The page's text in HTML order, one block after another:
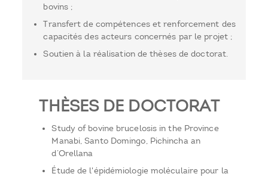
bovins ;
Transfert de compétences et renforcement des
capacités des acteurs concernés par le projet ;
Soutien à la réalisation de thèses de doctorat.
THÈSES DE DOCTORAT
Study of bovine brucelosis in the Province
Manabi, Santo Domingo, Pichincha an
d’Orellana
Étude de l'épidémiologie moléculaire pour la